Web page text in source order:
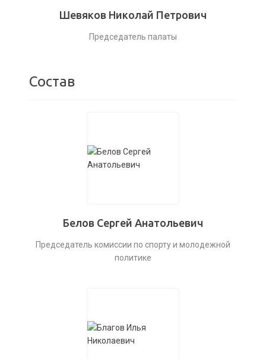
Шевяков Николай Петрович
Председатель палаты
Состав
Белов Сергей Анатольевич
Председатель комиссии по спорту и молодежной
политике